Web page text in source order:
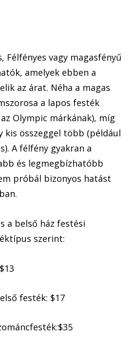
Félfényes vagy magasfényű
amelyek ebben a
az árat. Néha a magas
a lapos festék
Olympic márkának), míg
kis összeggel több (például
A félfény gyakran a
és legmegbízhatóbb
próbál bizonyos hatást
a belső ház festési
szerint:
festék: $17